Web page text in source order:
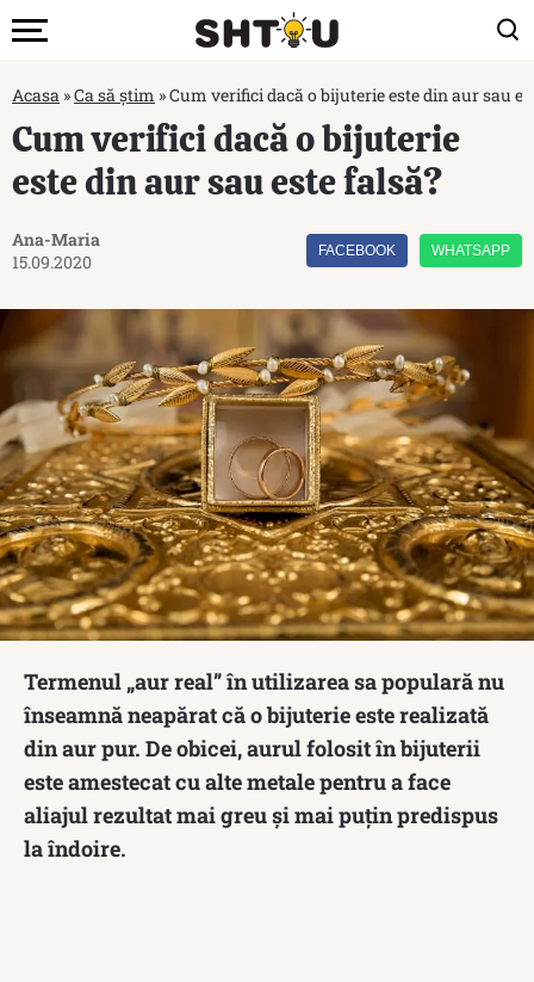
Acasa »Ca să știm »Cum verifici dacă o bijuterie este din aur sau
Cum verifici dacă o bijuterie
este din aur sau este falsă?
Ana-Maria
15.09.2020
FACEBOOK WHATSAPP
Termenul „aur real” în utilizarea sa populară nu
înseamnă neapărat că o bijuterie este realizată
din aur pur. De obicei, aurul folosit în bijuterii
este amestecat cu alte metale pentru a face
aliajul rezultat mai greu și mai puțin predispus
la îndoire.